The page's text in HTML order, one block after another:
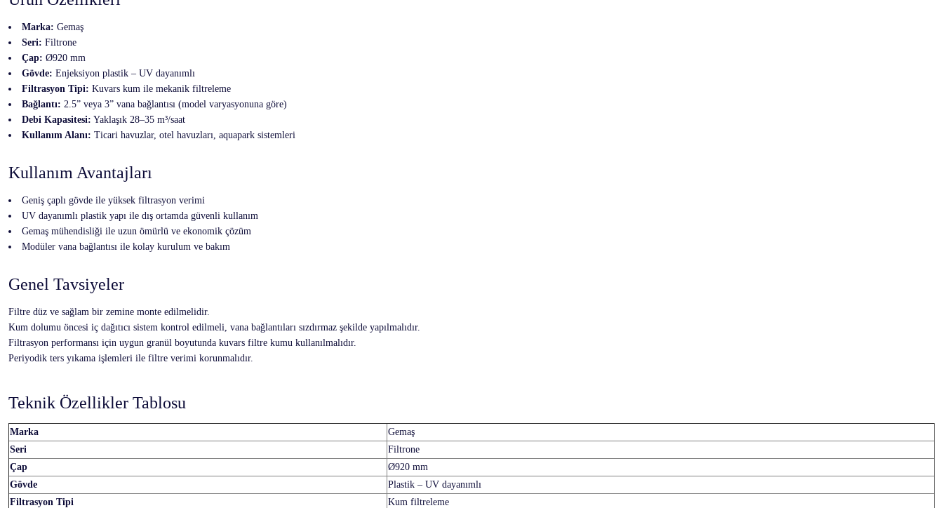
Marka: Gemaş
Seri: Filtrone
Çap: Ø920 mm
Gövde: Enjeksiyon plastik – UV dayanımlı
Filtrasyon Tipi: Kuvars kum ile mekanik filtreleme
Bağlantı: 2.5” veya 3” vana bağlantısı (model varyasyonuna göre)
Debi Kapasitesi: Yaklaşık 28–35 m³/saat
Kullanım Alanı: Ticari havuzlar, otel havuzları, aquapark sistemleri
Kullanım Avantajları
Geniş çaplı gövde ile yüksek filtrasyon verimi
UV dayanımlı plastik yapı ile dış ortamda güvenli kullanım
Gemaş mühendisliği ile uzun ömürlü ve ekonomik çözüm
Modüler vana bağlantısı ile kolay kurulum ve bakım
Genel Tavsiyeler
Filtre düz ve sağlam bir zemine monte edilmelidir.
Kum dolumu öncesi iç dağıtıcı sistem kontrol edilmeli, vana bağlantıları sızdırmaz şekilde yapılmalıdır.
Filtrasyon performansı için uygun granül boyutunda kuvars filtre kumu kullanılmalıdır.
Periyodik ters yıkama işlemleri ile filtre verimi korunmalıdır.
Teknik Özellikler Tablosu
Marka
Gemaş
Seri
Filtrone
Çap
Ø920 mm
Gövde
Plastik – UV dayanımlı
Filtrasyon Tipi
Kum filtreleme